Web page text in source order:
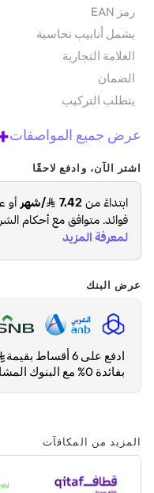
رمز EAN
يشمل أنابيب نحاسية
‫العلامة التجارية
الضمان‬
يتطلب التركيب
عرض جميع المواصفات
اشتر الآن، وادفع لاحقًا
عرض البنك
ادفع على 6 أقساط بقيمة
بفائدة 0% مع البنوك المشاركة.
المزيد من المكافآت